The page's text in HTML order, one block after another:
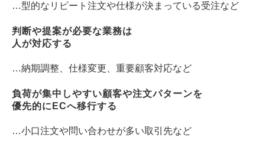
…型的なリピート注文や仕様が決まっている受注など
判断や提案が必要な業務は
人が対応する
…納期調整、仕様変更、重要顧客対応など
負荷が集中しやすい顧客や注文パターンを
優先的にECへ移行する
…小口注文や問い合わせが多い取引先など